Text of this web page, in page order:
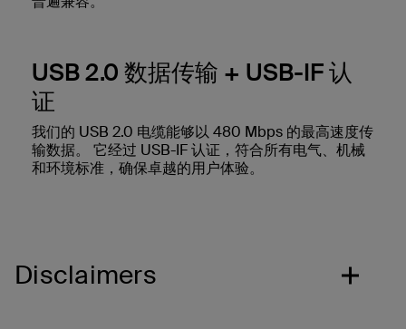
USB 2.0 数据传输 + USB-IF 认
证
我们的 USB 2.0 电缆能够以 480 Mbps 的最高速度传
输数据。 它经过 USB-IF 认证，符合所有电气、机械
和环境标准，确保卓越的用户体验。
Disclaimers